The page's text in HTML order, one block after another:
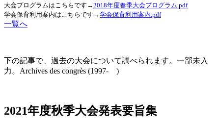
大会プログラムはこちらです →2018年度春季大会プログラム.pdf
学会保育利用案内はこちらです →学会保育利用案内.pdf
一覧へ
下の記事で、過去の大会について調べられます。一部未入
力。Archives des congrès (1997- )
2021年度秋季大会発表要旨集